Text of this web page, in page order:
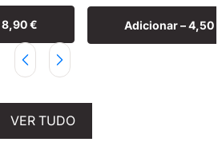
8,90 € Adicionar –4,50
VER TUDO